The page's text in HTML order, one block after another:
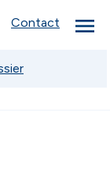
Contact menu